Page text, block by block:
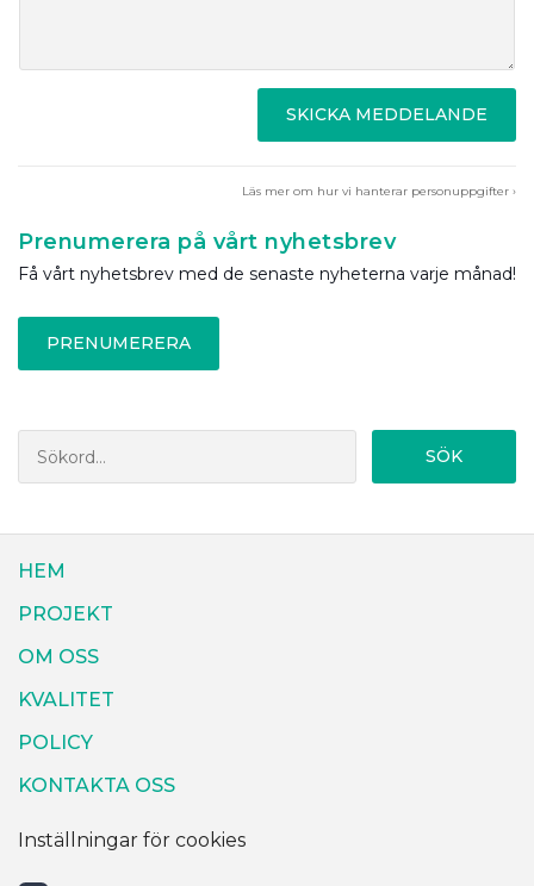
SKICKA MEDDELANDE
Läs mer om hur vi hanterar personuppgifter ›
Prenumerera på vårt nyhetsbrev
Få vårt nyhetsbrev med de senaste nyheterna varje månad!
PRENUMERERA
SÖK
HEM
PROJEKT
OM OSS
KVALITET
POLICY
KONTAKTA OSS
Inställningar för cookies